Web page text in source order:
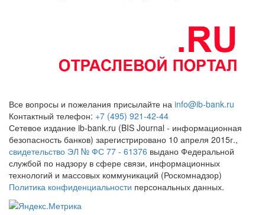
Все вопросы и пожелания присылайте на info@ib-bank.ru
Контактный телефон: +7 (495) 921-42-44
Сетевое издание ib-bank.ru (BIS Journal - информационная
безопасность банков) зарегистрировано 10 апреля 2015г.,
свидетельство ЭЛ № ФС 77 - 61376 выдано Федеральной
службой по надзору в сфере связи, информационных
технологий и массовых коммуникаций (Роскомнадзор)
Политика конфиденциальности персональных данных.